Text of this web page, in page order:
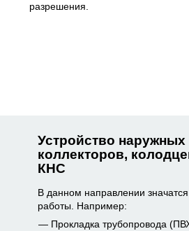
разрешения.
Устройство наружных
коллекторов,
КНС
В данном направлении
работы. Например:
Прокладка трубопровода